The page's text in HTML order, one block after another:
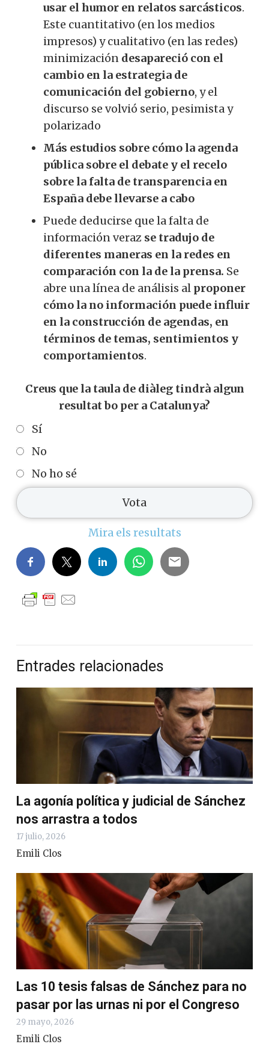
usar el humor en relatos sarcásticos.
Este cuantitativo (en los medios
impresos) y cualitativo (en las redes)
minimización desapareció con el
cambio en la estrategia de
comunicación del gobierno, y el
discurso se volvió serio, pesimista y
polarizado
Más estudios sobre cómo la agenda
pública sobre el debate y el recelo
sobre la falta de transparencia en
España debe llevarse a cabo
Puede deducirse que la falta de
información veraz se tradujo de
diferentes maneras en la redes en
comparación con la de la prensa. Se
abre una línea de análisis al proponer
cómo la no información puede influir
en la construcción de agendas, en
términos de temas, sentimientos y
comportamientos.
Creus que la taula de diàleg tindrà algun
resultat bo per a Catalunya?
Sí
No
No ho sé
Mira els resultats
Entrades relacionades
La agonía política y judicial de Sánchez
nos arrastra a todos
17 julio, 2026
Emili Clos
Las 10 tesis falsas de Sánchez para no
pasar por las urnas ni por el Congreso
29 mayo, 2026
Emili Clos